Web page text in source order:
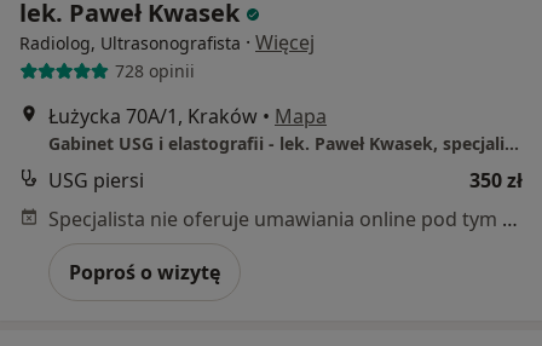
lek. Paweł Kwasek
Radiolog, Ultrasonografista · Więcej
728 opinii
Łużycka 70A/1, Kraków • Mapa
Gabinet USG i elastografii - lek. Paweł Kwasek, specjalista radiologii i diagnostyki obrazowej
USG piersi
350 zł
Specjalista nie oferuje umawiania online pod tym adresem.
Poproś o wizytę